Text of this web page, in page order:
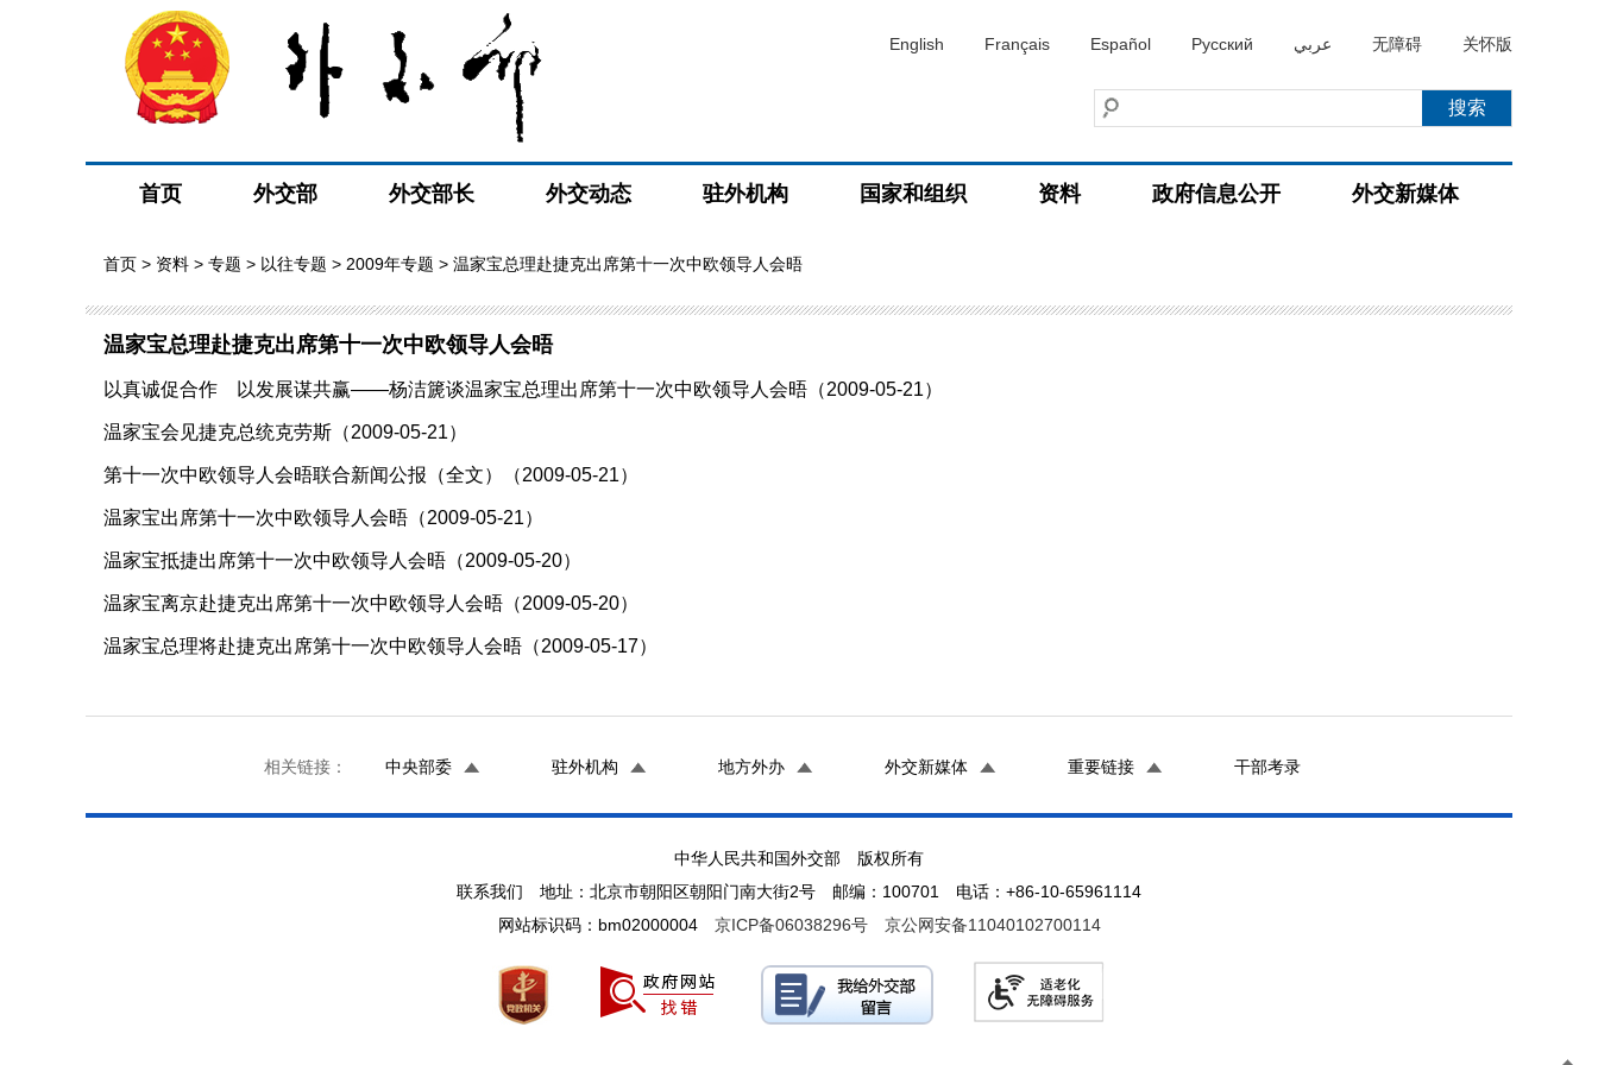
English Français Español Русский عربي 无障碍 关怀版
首页 外交部 外交部长 外交动态 驻外机构 国家和组织 资料 政府信息公开 外交新媒体
首页 > 资料 > 专题 > 以往专题 > 2009年专题 > 温家宝总理赴捷克出席第十一次中欧领导人会晤
温家宝总理赴捷克出席第十一次中欧领导人会晤
以真诚促合作 以发展谋共赢——杨洁篪谈温家宝总理出席第十一次中欧领导人会晤（2009-05-21）
温家宝会见捷克总统克劳斯（2009-05-21）
第十一次中欧领导人会晤联合新闻公报（全文）（2009-05-21）
温家宝出席第十一次中欧领导人会晤（2009-05-21）
温家宝抵捷出席第十一次中欧领导人会晤（2009-05-20）
温家宝离京赴捷克出席第十一次中欧领导人会晤（2009-05-20）
温家宝总理将赴捷克出席第十一次中欧领导人会晤（2009-05-17）
相关链接： 中央部委 驻外机构 地方外办 外交新媒体 重要链接 干部考录
中华人民共和国外交部 版权所有
联系我们 地址：北京市朝阳区朝阳门南大街2号 邮编：100701 电话：+86-10-65961114
网站标识码：bm02000004 京ICP备06038296号 京公网安备11040102700114